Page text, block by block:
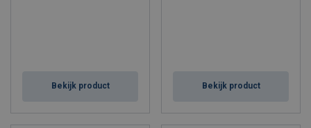
Bekijk product Bekijk product